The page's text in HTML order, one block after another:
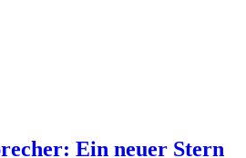
Ein neuer Stern